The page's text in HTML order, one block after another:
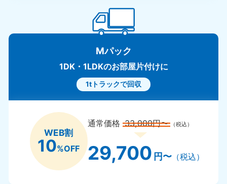
Mパック
1DK・1LDKのお部屋片付けに
1tトラックで回収
WEB割
10%OFF
通常価格33,000円〜 （税込）
29,700 円〜（税込）